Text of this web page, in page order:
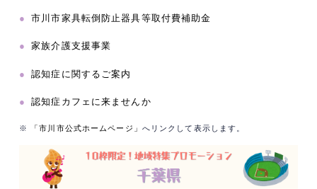
● 市川市家具転倒防止器具等取付費補助金
● 家族介護支援事業
● 認知症に関するご案内
● 認知症カフェに来ませんか
※ 「市川市公式ホームページ」 へリンクして表示します。